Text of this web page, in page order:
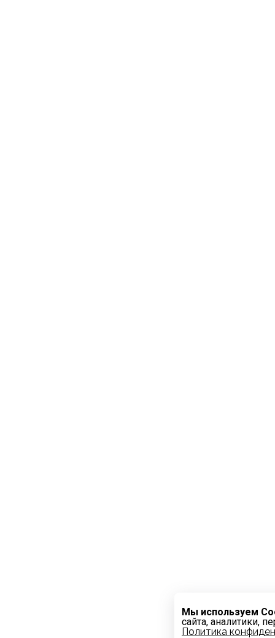
Мы используем
сайта, аналитики,
Политика